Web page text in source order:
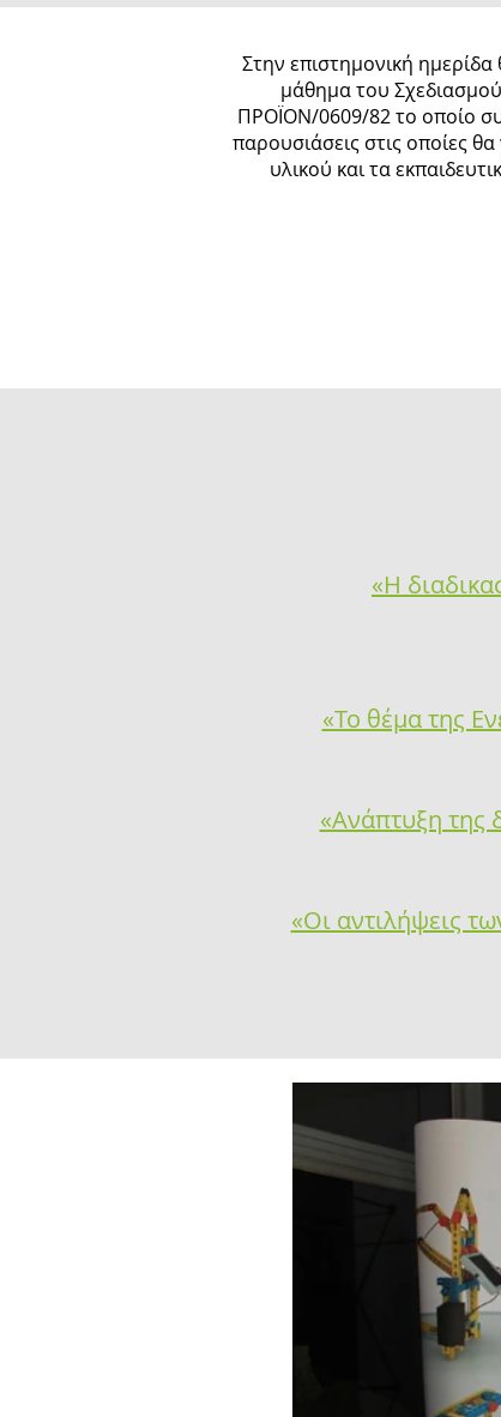
Στην επιστημονική
μάθημα του
ΠΡΟΪΟΝ/0609/82 το οποίο
παρουσιάσεις στις οποίες
υλικού και τα
«Η
«Το θέμα της
«Ανάπτυξη της
«Οι αντιλήψεις